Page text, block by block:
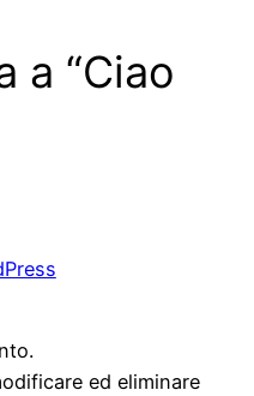
a “Ciao
ed eliminare